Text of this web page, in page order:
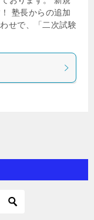
塾長からの追加
せで、「二次試験